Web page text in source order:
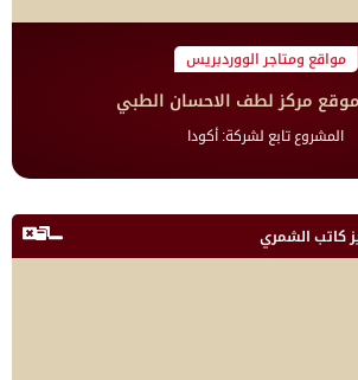
مواقع ومتاجر الووردبريس
مركز لطف الاحسان الطبي
المشروع تابع لشركة: أكودا
كاتب الشمري